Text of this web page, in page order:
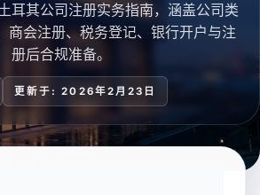
耳其公司注册实务指南，涵盖公司类
商会注册、税务登记、银行开户与注
册后合规准备。
更新于: 2026年2月23日